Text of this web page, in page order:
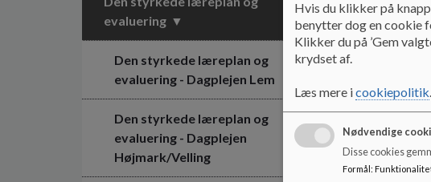
evaluering
Den styrkede læreplan og
evaluering - Dagplejen Lem
Den styrkede læreplan og
evaluering - Dagplejen
Højmark/Velling
Hvis du klikker på
benytter dog en cookie
Klikker du på ’Gem
krydset af.
Læs mere icookiepolitik.
Nødvendige
Disse cookies
Formål: